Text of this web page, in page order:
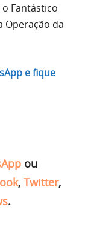
Fantástico
Operação da
e fique
ou
, Twitter,
.